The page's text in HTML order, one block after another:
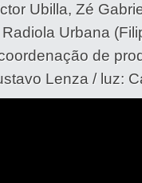
Ubilla, Zé
Urbana
de
Lenza / luz: